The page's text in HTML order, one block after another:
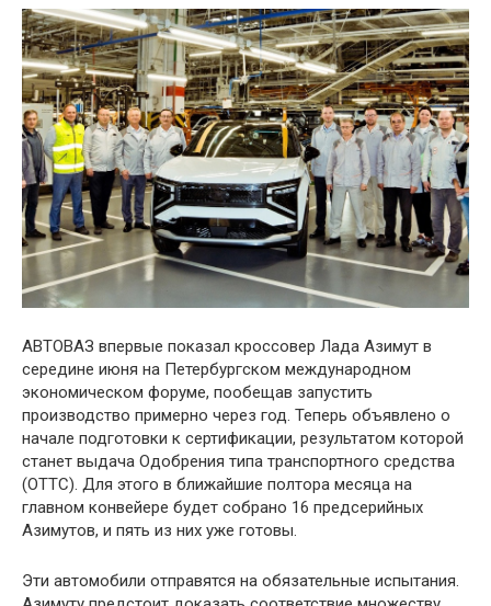
АВТОВАЗ впервые показал кроссовер Лада Азимут в
середине июня на Петербургском международном
экономическом форуме, пообещав запустить
производство примерно через год. Теперь объявлено о
начале подготовки к сертификации, результатом которой
станет выдача Одобрения типа транспортного средства
(ОТТС). Для этого в ближайшие полтора месяца на
главном конвейере будет собрано 16 предсерийных
Азимутов, и пять из них уже готовы.
Эти автомобили отправятся на обязательные испытания.